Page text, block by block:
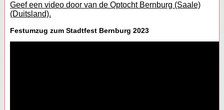
Geef een video door van de Optocht Bernburg (Saale)
(Duitsland).
Festumzug zum Stadtfest Bernburg 2023